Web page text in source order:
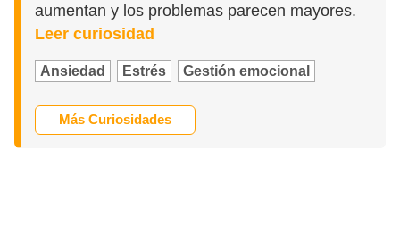
aumentan y los problemas parecen mayores.
Leer curiosidad
Ansiedad Estrés Gestión emocional
Más Curiosidades